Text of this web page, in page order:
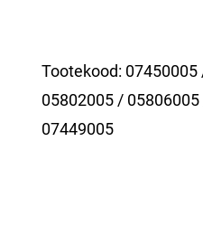
Tootekood:
05802005 /
07449005